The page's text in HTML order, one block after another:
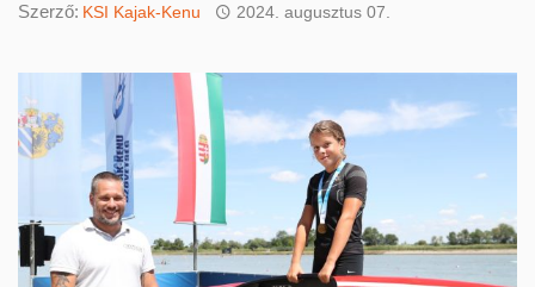
Szerző: KSI Kajak-Kenu 2024. augusztus 07.